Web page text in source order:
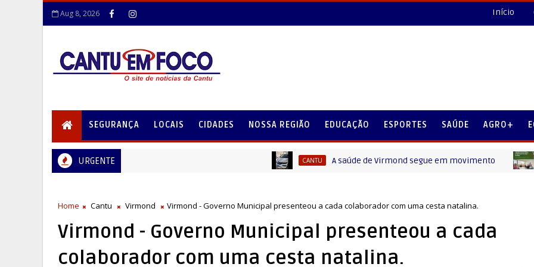
Aug 8, 2026 Início
SEGURANÇA LOCAIS CIDADES NOSSA REGIÃO EDUCAÇÃO ESPORTES SAÚDE AGRO+
URGENTE CANTU A saúde de Virmond segue em movimento CANTU
Home Cantu Virmond Virmond - Governo Municipal presenteou a cada colaborador com uma cesta natalina.
Virmond - Governo Municipal presenteou a cada
colaborador com uma cesta natalina.